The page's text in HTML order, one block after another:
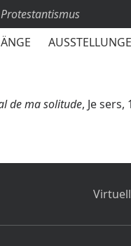
de ma solitude, Je sers,